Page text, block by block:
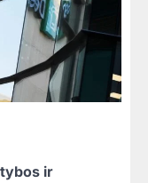
ir